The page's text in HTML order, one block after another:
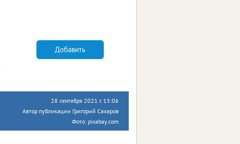
Добавить
28 сентября 2021 г. 15:06
Автор публикации Григорий Сахаров
Фото: pixabay.com